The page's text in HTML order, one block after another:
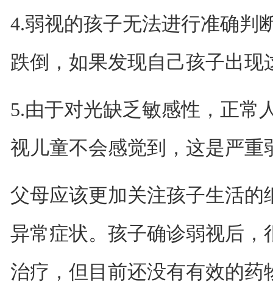
4.弱视的孩子无法进行准确判
跌倒，如果发现自己孩子出
5.由于对光缺乏敏感性，正常
视儿童不会感觉到，这是严重
父母应该更加关注孩子生活
异常症状。孩子确诊弱视后
治疗，但目前还没有有效的